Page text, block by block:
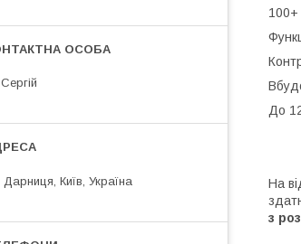
100+
До
На
з
Сергій
Дарниця, Київ, Україна